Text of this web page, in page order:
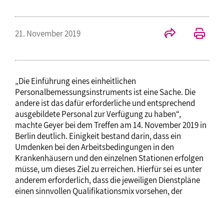
21. November 2019
„Die Einführung eines einheitlichen
Personalbemessungsinstruments ist eine Sache. Die
andere ist das dafür erforderliche und entsprechend
ausgebildete Personal zur Verfügung zu haben“,
machte Geyer bei dem Treffen am 14. November 2019 in
Berlin deutlich. Einigkeit bestand darin, dass ein
Umdenken bei den Arbeitsbedingungen in den
Krankenhäusern und den einzelnen Stationen erfolgen
müsse, um dieses Ziel zu erreichen. Hierfür sei es unter
anderem erforderlich, dass die jeweiligen Dienstpläne
einen sinnvollen Qualifikationsmix vorsehen, der